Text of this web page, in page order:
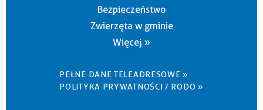
Bezpieczeństwo
Zwierzęta w gminie
Więcej »
PEŁNE DANE TELEADRESOWE »
POLITYKA PRYWATNOŚCI / RODO »